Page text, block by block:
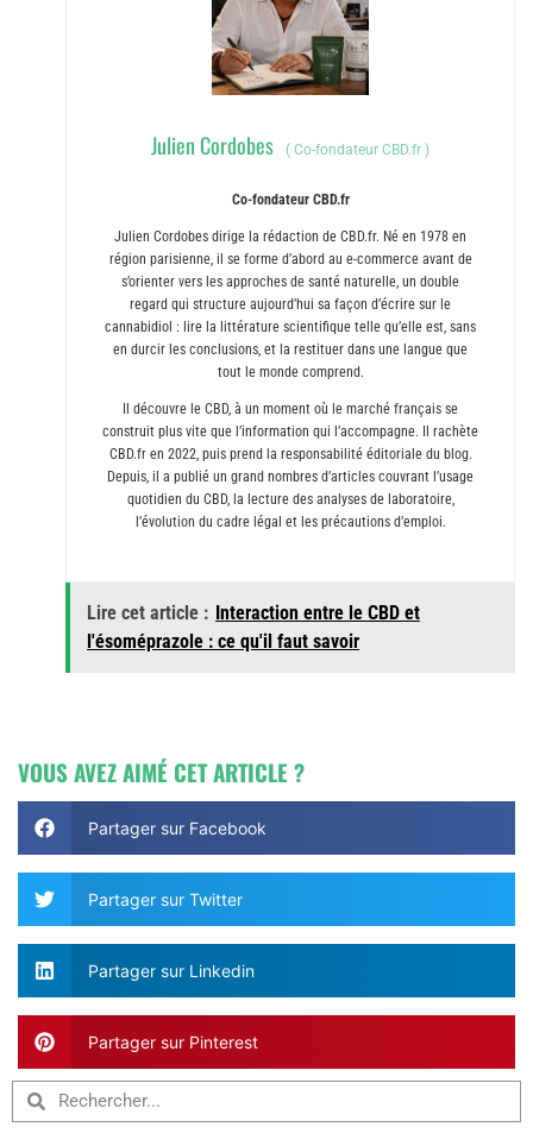
Julien Cordobes ( Co-fondateur CBD.fr )
Co-fondateur CBD.fr
Julien Cordobes dirige la rédaction de CBD.fr. Né en 1978 en
région parisienne, il se forme d’abord au e-commerce avant de
s’orienter vers les approches de santé naturelle, un double
regard qui structure aujourd’hui sa façon d’écrire sur le
cannabidiol : lire la littérature scientifique telle qu’elle est, sans
en durcir les conclusions, et la restituer dans une langue que
tout le monde comprend.
Il découvre le CBD, à un moment où le marché français se
construit plus vite que l’information qui l’accompagne. Il rachète
CBD.fr en 2022, puis prend la responsabilité éditoriale du blog.
Depuis, il a publié un grand nombres d’articles couvrant l’usage
quotidien du CBD, la lecture des analyses de laboratoire,
l’évolution du cadre légal et les précautions d’emploi.
Lire cet article : Interaction entre le CBD et
l'ésoméprazole : ce qu'il faut savoir
VOUS AVEZ AIMÉ CET ARTICLE ?
Partager sur Facebook
Partager sur Twitter
Partager sur Linkedin
Partager sur Pinterest